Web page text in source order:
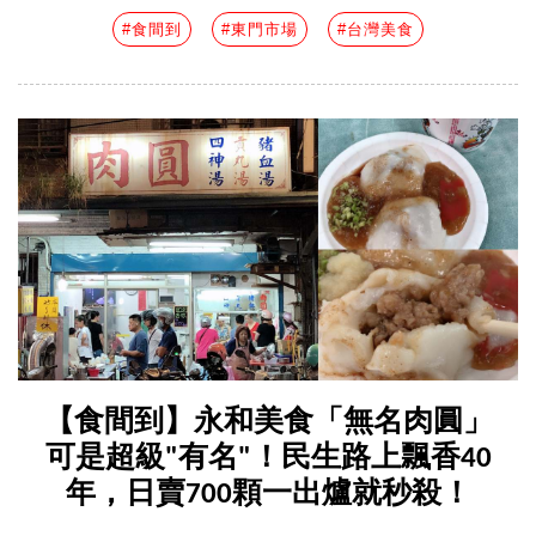
#食間到 #東門市場 #台灣美食
【食間到】永和美食「無名肉圓」
可是超級"有名"！民生路上飄香40
年，日賣700顆一出爐就秒殺！